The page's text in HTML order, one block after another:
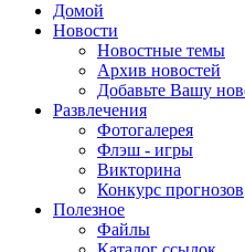
Домой
Новости
Новостные темы
Архив новостей
Добавьте Вашу
Развлечения
Фотогалерея
Флэш - игры
Викторина
Конкурс прогнозов
Полезное
Файлы